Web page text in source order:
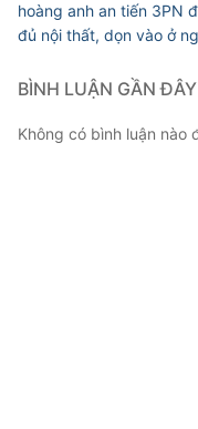
hoàng anh an tiến 3PN
đủ nội thất, dọn vào ở
BÌNH LUẬN GẦN ĐÂY
Không có bình luận nào